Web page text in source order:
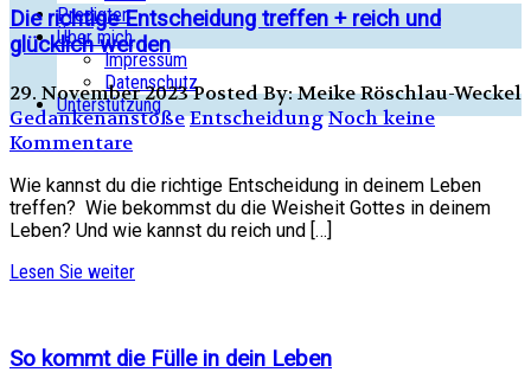
Predigten
Über mich
Impressum
Datenschutz
Unterstützung
Die richtige Entscheidung treffen + reich und
glücklich werden
29. November 2023Posted By: Meike Röschlau-Weckel
GedankenanstößeEntscheidungNoch keine
Kommentare
Wie kannst du die richtige Entscheidung in deinem Leben
treffen? Wie bekommst du die Weisheit Gottes in deinem
Leben? Und wie kannst du reich und […]
Lesen Sie weiter
So kommt die Fülle in dein Leben